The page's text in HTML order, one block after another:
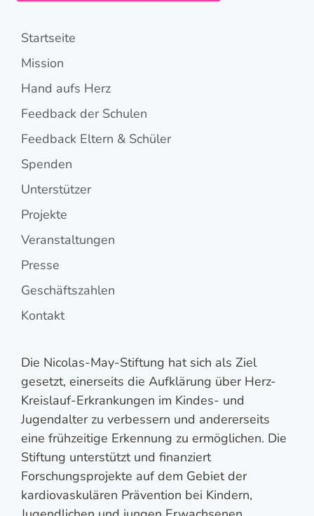
Startseite
Mission
Hand aufs Herz
Feedback der Schulen
Feedback Eltern & Schüler
Spenden
Unterstützer
Projekte
Veranstaltungen
Presse
Geschäftszahlen
Kontakt
Die Nicolas-May-Stiftung hat sich als Ziel
gesetzt, einerseits die Aufklärung über Herz-
Kreislauf-Erkrankungen im Kindes- und
Jugendalter zu verbessern und andererseits
eine frühzeitige Erkennung zu ermöglichen. Die
Stiftung unterstützt und finanziert
Forschungsprojekte auf dem Gebiet der
kardiovaskulären Prävention bei Kindern,